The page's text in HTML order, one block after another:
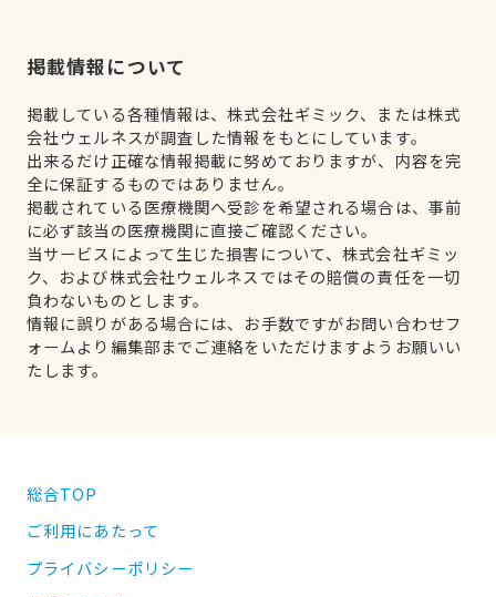
掲載情報について
掲載している各種情報は、株式会社ギミック、または株式
会社ウェルネスが調査した情報をもとにしています。
出来るだけ正確な情報掲載に努めておりますが、内容を完
全に保証するものではありません。
掲載されている医療機関へ受診を希望される場合は、事前
に必ず該当の医療機関に直接ご確認ください。
当サービスによって生じた損害について、株式会社ギミッ
ク、および株式会社ウェルネスではその賠償の責任を一切
負わないものとします。
情報に誤りがある場合には、お手数ですがお問い合わせフ
ォームより編集部までご連絡をいただけますようお願いい
たします。
総合TOP
ご利用にあたって
プライバシーポリシー